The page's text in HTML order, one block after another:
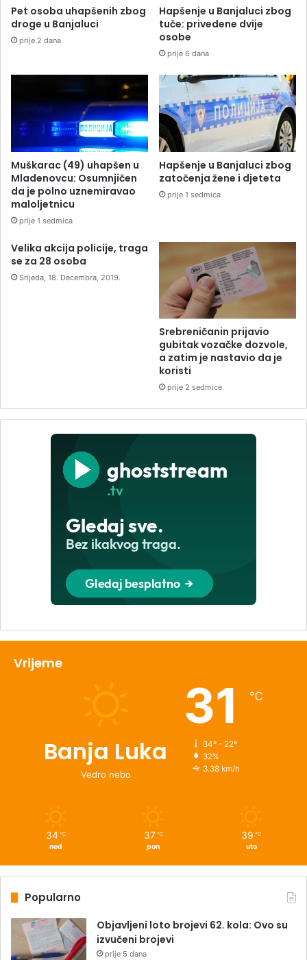
Pet osoba uhapšenih zbog
droge u Banjaluci
prije 2 dana
Hapšenje u Banjaluci zbog
tuče: privedene dvije
osobe
prije 6 dana
Muškarac (49) uhapšen u
Mladenovcu: Osumnjičen
da je polno uznemiravao
maloljetnicu
prije 1 sedmica
Hapšenje u Banjaluci zbog
zatočenja žene i djeteta
prije 1 sedmica
Velika akcija policije, traga
se za 28 osoba
Srijeda, 18. Decembra, 2019.
Srebreničanin prijavio
gubitak vozačke dozvole,
a zatim je nastavio da je
koristi
prije 2 sedmice
Vrijeme
Banja Luka
Vedro nebo
31 ℃
34º - 22º
32%
3.38 km/h
34 ℃
ned
37 ℃
pon
39 ℃
uto
Popularno
Objavljeni loto brojevi 62. kola: Ovo su
izvučeni brojevi
prije 5 dana